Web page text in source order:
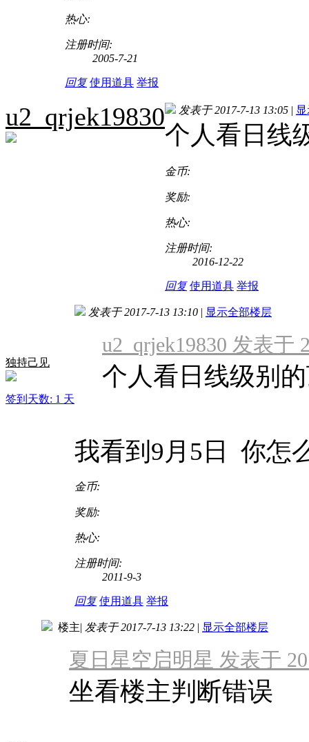
热心:
注册时间:
2005-7-21
回复 使用道具 举报
u2_qrjek19830 发表于 2017-7-13 13:05 |
个人看日线
金币:
奖励:
热心:
注册时间:
2016-12-22
回复 使用道具 举报
独持己见
签到天数: 1 天
发表于 2017-7-13 13:10 | 显示全部楼层
u2_qrjek19830 发表于
个人看日线级别
我看到9月5日 你怎
金币:
奖励:
热心:
注册时间:
2011-9-3
回复 使用道具 举报
楼主| 发表于 2017-7-13 13:22 | 显示全部楼层
夏日星空启明星 发表于
坐看楼主判断错误